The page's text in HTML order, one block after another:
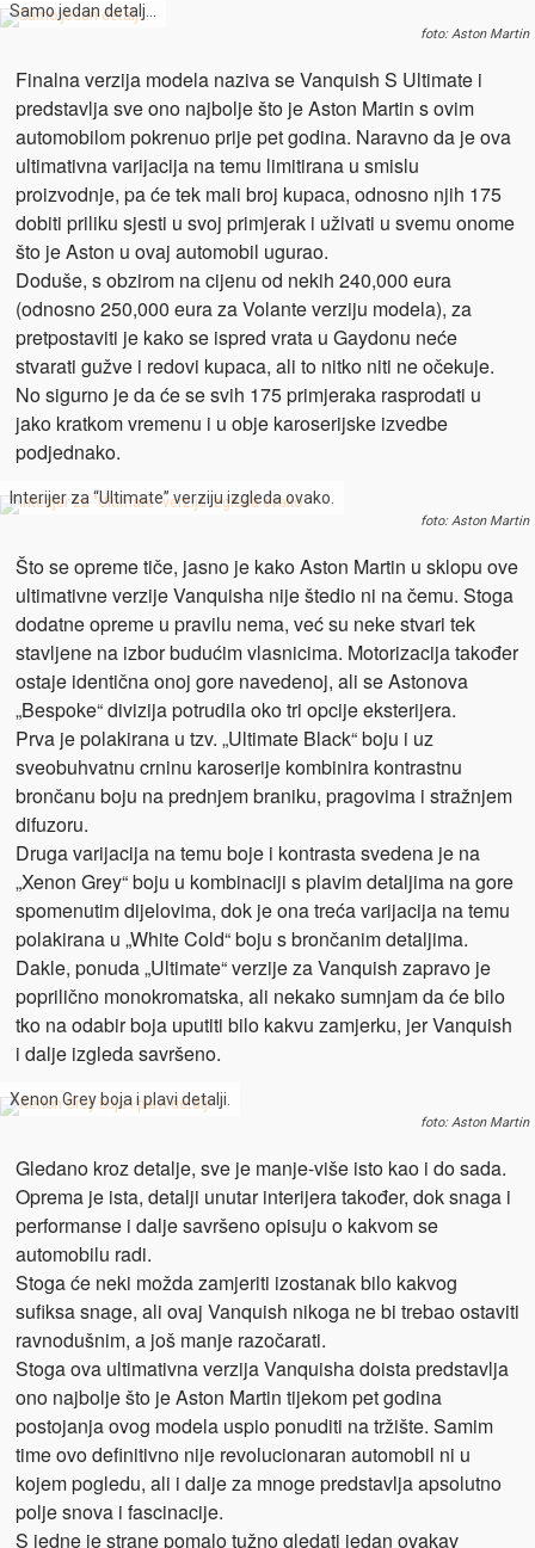
Samo jedan detalj…
foto: Aston Martin
Finalna verzija modela naziva se Vanquish S Ultimate i
predstavlja sve ono najbolje što je Aston Martin s ovim
automobilom pokrenuo prije pet godina. Naravno da je ova
ultimativna varijacija na temu limitirana u smislu
proizvodnje, pa će tek mali broj kupaca, odnosno njih 175
dobiti priliku sjesti u svoj primjerak i uživati u svemu onome
što je Aston u ovaj automobil ugurao.
Doduše, s obzirom na cijenu od nekih 240,000 eura
(odnosno 250,000 eura za Volante verziju modela), za
pretpostaviti je kako se ispred vrata u Gaydonu neće
stvarati gužve i redovi kupaca, ali to nitko niti ne očekuje.
No sigurno je da će se svih 175 primjeraka rasprodati u
jako kratkom vremenu i u obje karoserijske izvedbe
podjednako.
Interijer za “Ultimate” verziju izgleda ovako.
foto: Aston Martin
Što se opreme tiče, jasno je kako Aston Martin u sklopu ove
ultimativne verzije Vanquisha nije štedio ni na čemu. Stoga
dodatne opreme u pravilu nema, već su neke stvari tek
stavljene na izbor budućim vlasnicima. Motorizacija također
ostaje identična onoj gore navedenoj, ali se Astonova
„Bespoke“ divizija potrudila oko tri opcije eksterijera.
Prva je polakirana u tzv. „Ultimate Black“ boju i uz
sveobuhvatnu crninu karoserije kombinira kontrastnu
brončanu boju na prednjem braniku, pragovima i stražnjem
difuzoru.
Druga varijacija na temu boje i kontrasta svedena je na
„Xenon Grey“ boju u kombinaciji s plavim detaljima na gore
spomenutim dijelovima, dok je ona treća varijacija na temu
polakirana u „White Cold“ boju s brončanim detaljima.
Dakle, ponuda „Ultimate“ verzije za Vanquish zapravo je
poprilično monokromatska, ali nekako sumnjam da će bilo
tko na odabir boja uputiti bilo kakvu zamjerku, jer Vanquish
i dalje izgleda savršeno.
Xenon Grey boja i plavi detalji.
foto: Aston Martin
Gledano kroz detalje, sve je manje-više isto kao i do sada.
Oprema je ista, detalji unutar interijera također, dok snaga i
performanse i dalje savršeno opisuju o kakvom se
automobilu radi.
Stoga će neki možda zamjeriti izostanak bilo kakvog
sufiksa snage, ali ovaj Vanquish nikoga ne bi trebao ostaviti
ravnodušnim, a još manje razočarati.
Stoga ova ultimativna verzija Vanquisha doista predstavlja
ono najbolje što je Aston Martin tijekom pet godina
postojanja ovog modela uspio ponuditi na tržište. Samim
time ovo definitivno nije revolucionaran automobil ni u
kojem pogledu, ali i dalje za mnoge predstavlja apsolutno
polje snova i fascinacije.
S jedne je strane pomalo tužno gledati jedan ovakav